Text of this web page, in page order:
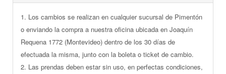
1. Los cambios se realizan en cualquier sucursal de Pimentón
o enviando la compra a nuestra oficina ubicada en Joaquín
Requena 1772 (Montevideo) dentro de los 30 días de
efectuada la misma, junto con la boleta o ticket de cambio.
2. Las prendas deben estar sin uso, en perfectas condiciones,